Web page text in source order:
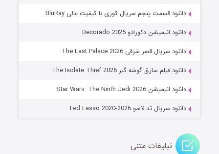
جادوگری در مغولستان
قسمت۱۴ (زیرنویس) منتشر شد
دانلود قسمت پنجم سریال کوری با کیفیت عالی BluRay
دانلود انیمیشن دکورادو Decorado 2025
دانلود سریال قصر شرقی The East Palace 2026
دانلود فیلم سارق گوشه گیر The Isolate Thief 2026
دانلود انیمیشن Star Wars: The Ninth Jedi 2026
دانلود سریال تد لاسو Ted Lasso 2020-2026
تبلیغات متنی